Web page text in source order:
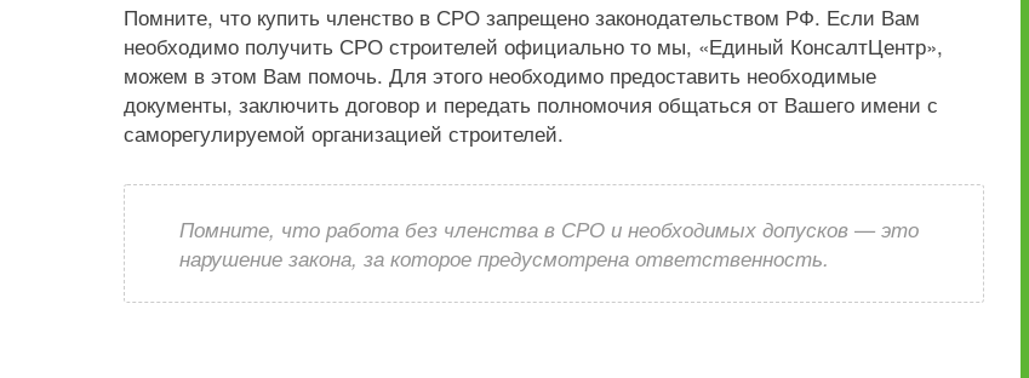
Помните, что купить членство в СРО запрещено законодательством РФ. Если Вам
необходимо получить СРО строителей официально то мы, «Единый КонсалтЦентр»,
можем в этом Вам помочь. Для этого необходимо предоставить необходимые
документы, заключить договор и передать полномочия общаться от Вашего имени с
саморегулируемой организацией строителей.
Помните, что работа без членства в СРО и необходимых допусков — это
нарушение закона, за которое предусмотрена ответственность.